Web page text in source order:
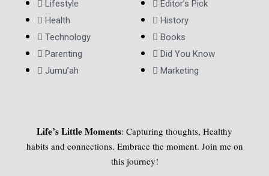
Lifestyle
Health
Technology
Parenting
Jumu’ah
Editor’s Pick
History
Books
Did You Know
Marketing
Life’s Little Moments: Capturing thoughts, Healthy
habits and connections. Embrace the moment. Join me on
this journey!